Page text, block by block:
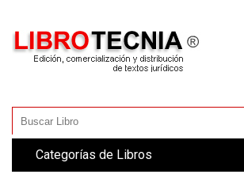
Categorías de Libros